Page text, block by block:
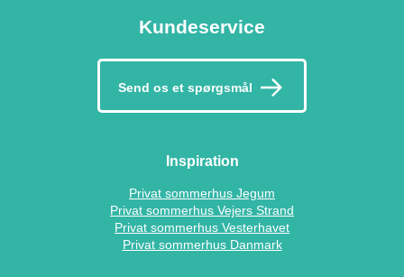
Kundeservice
Send os et spørgsmål
Inspiration
Privat sommerhus Jegum
Privat sommerhus Vejers Strand
Privat sommerhus Vesterhavet
Privat sommerhus Danmark